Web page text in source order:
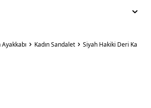
Ayakkabı Kadın Sandalet Siyah Hakiki Deri Kadın